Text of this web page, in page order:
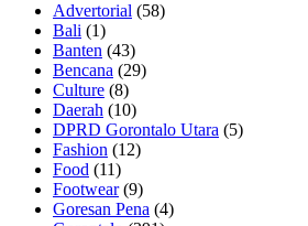
Advertorial (58)
Bali (1)
Banten (43)
Bencana (29)
Culture (8)
Daerah (10)
DPRD Gorontalo Utara (5)
Fashion (12)
Food (11)
Footwear(9)
Goresan Pena (4)